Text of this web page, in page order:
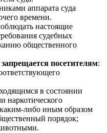
аппарата суда
времени.
настоящие
судебных
общественного
посетителям:
в состоянии
наркотического
либо иным образом
порядок;